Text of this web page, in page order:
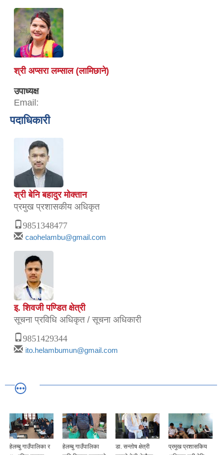
श्री अप्सरा लम्साल (लामिछाने)
उपाध्यक्ष
Email:
पदाधिकारी
श्री बेनि बहादुर मोक्तान
प्रमुख प्रशासकीय अधिकृत
9851348477
caohelambu@gmail.com
इ. शिवजी पण्डित क्षेत्री
सूचना प्रविधि अधिकृत / सूचना अधिकारी
9851429344
ito.helambumun@gmail.com
हेलम्बु गाउँपालिका र
हेलम्बु गाउँपालिका
डा. सन्तोष क्षेत्री
प्रमुख प्रशासकिय